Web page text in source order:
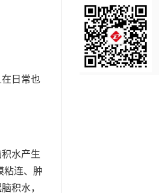
日常也
水产生
粘连、肿
积水，